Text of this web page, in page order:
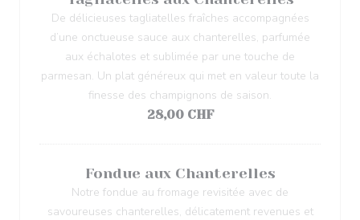
De délicieuses tagliatelles fraîches accompagnées
d’une onctueuse sauce aux chanterelles, parfumée
aux échalotes et sublimée par une touche de
parmesan. Un plat généreux qui met en valeur toute la
finesse des champignons de saison.
28,00 CHF
Fondue aux Chanterelles
Notre fondue au fromage revisitée avec de
savoureuses chanterelles, délicatement revenues et